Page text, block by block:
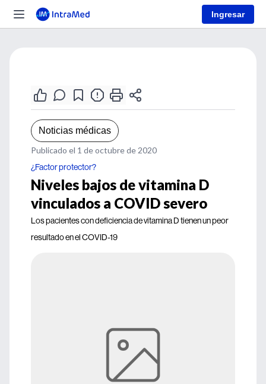
Ingresar
Noticias médicas
Publicado el 1 de octubre de 2020
¿Factor protector?
Niveles bajos de vitamina D
vinculados a COVID severo
Los pacientes con deficiencia de vitamina D tienen un peor
resultado en el COVID-19